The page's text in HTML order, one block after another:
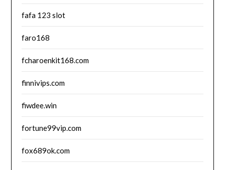
fafa 123 slot
faro168
fcharoenkit168.com
finnivips.com
fiwdee.win
fortune99vip.com
fox689ok.com